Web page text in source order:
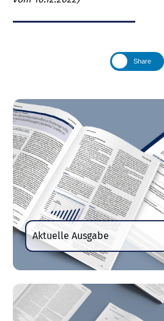
Share
Aktuelle Ausgabe